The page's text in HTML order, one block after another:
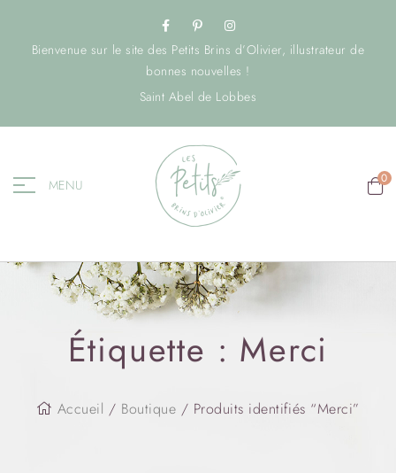
Bienvenue sur le site des Petits Brins d’Olivier, illustrateur de
bonnes nouvelles !
Saint Abel de Lobbes
MENU 0
Étiquette : Merci
Accueil / Boutique / Produits identifiés “Merci”